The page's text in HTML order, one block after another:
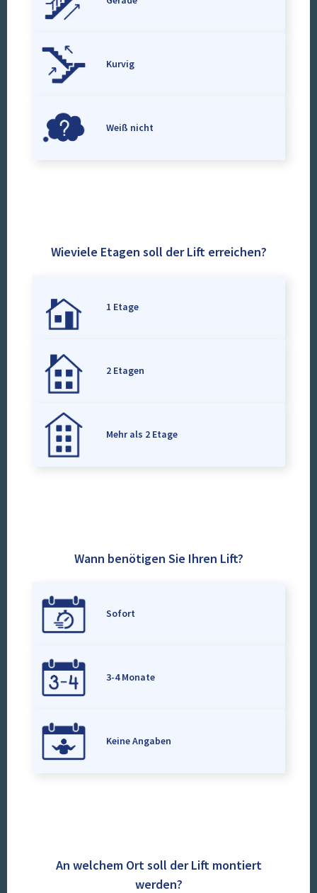
Kurvig
Weiß nicht
Wieviele Etagen soll der Lift erreichen?
1 Etage
2 Etagen
Mehr als 2 Etage
Wann benötigen Sie Ihren Lift?
Sofort
3-4 Monate
Keine Angaben
An welchem Ort soll der Lift montiert
werden?